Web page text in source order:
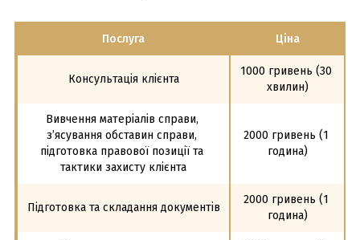
Послуга Ціна
Консультація клієнта
1000 гривень (30
хвилин)
Вивчення матеріалів справи,
з’ясування обставин справи,
підготовка правової позиції та
тактики захисту клієнта
2000 гривень (1
година)
Підготовка та складання документів
2000 гривень (1
година)